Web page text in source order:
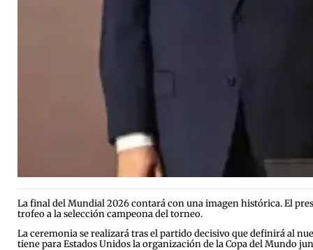
La final del Mundial 2026 contará con una imagen histórica. El
trofeo a la selección campeona del torneo.
La ceremonia se realizará tras el partido decisivo que definirá al
tiene para Estados Unidos la organización de la Copa del Mundo